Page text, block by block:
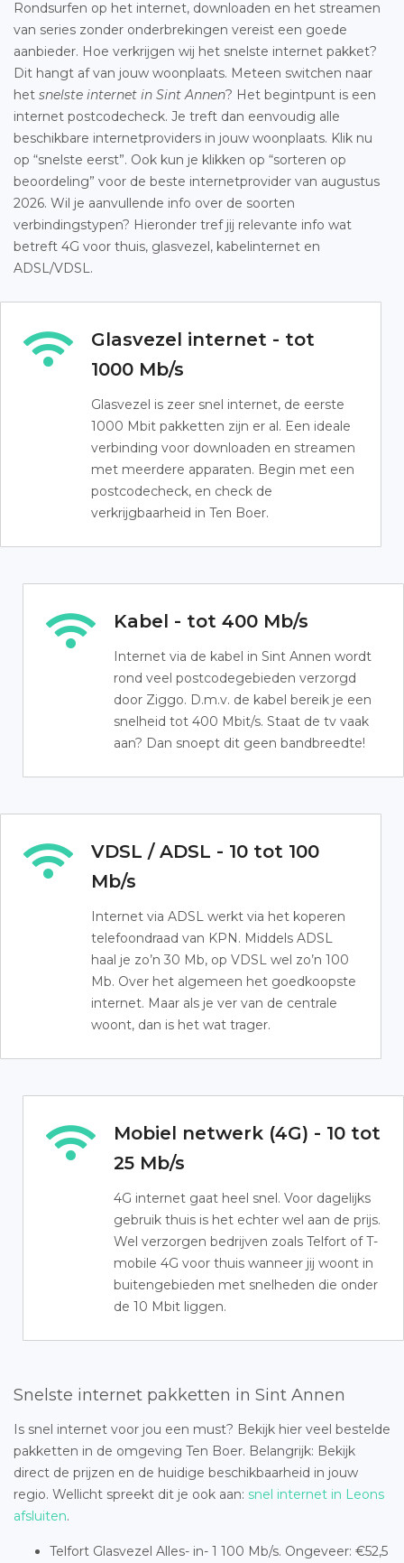
Rondsurfen op het internet, downloaden en het streamen
van series zonder onderbrekingen vereist een goede
aanbieder. Hoe verkrijgen wij het snelste internet pakket?
Dit hangt af van jouw woonplaats. Meteen switchen naar
het snelste internet in Sint Annen? Het begintpunt is een
internet postcodecheck. Je treft dan eenvoudig alle
beschikbare internetproviders in jouw woonplaats. Klik nu
op “snelste eerst”. Ook kun je klikken op “sorteren op
beoordeling” voor de beste internetprovider van augustus
2026. Wil je aanvullende info over de soorten
verbindingstypen? Hieronder tref jij relevante info wat
betreft 4G voor thuis, glasvezel, kabelinternet en
ADSL/VDSL.
Glasvezel internet - tot
1000 Mb/s
Glasvezel is zeer snel internet, de eerste
1000 Mbit pakketten zijn er al. Een ideale
verbinding voor downloaden en streamen
met meerdere apparaten. Begin met een
postcodecheck, en check de
verkrijgbaarheid in Ten Boer.
Kabel - tot 400 Mb/s
Internet via de kabel in Sint Annen wordt
rond veel postcodegebieden verzorgd
door Ziggo. D.m.v. de kabel bereik je een
snelheid tot 400 Mbit/s. Staat de tv vaak
aan? Dan snoept dit geen bandbreedte!
VDSL / ADSL - 10 tot 100
Mb/s
Internet via ADSL werkt via het koperen
telefoondraad van KPN. Middels ADSL
haal je zo’n 30 Mb, op VDSL wel zo’n 100
Mb. Over het algemeen het goedkoopste
internet. Maar als je ver van de centrale
woont, dan is het wat trager.
Mobiel netwerk (4G) - 10 tot
25 Mb/s
4G internet gaat heel snel. Voor dagelijks
gebruik thuis is het echter wel aan de prijs.
Wel verzorgen bedrijven zoals Telfort of T-
mobile 4G voor thuis wanneer jij woont in
buitengebieden met snelheden die onder
de 10 Mbit liggen.
Snelste internet pakketten in Sint Annen
Is snel internet voor jou een must? Bekijk hier veel bestelde
pakketten in de omgeving Ten Boer. Belangrijk: Bekijk
direct de prijzen en de huidige beschikbaarheid in jouw
regio. Wellicht spreekt dit je ook aan: snel internet in Leons
afsluiten.
Telfort Glasvezel Alles- in- 1 100 Mb/s. Ongeveer: €52,5